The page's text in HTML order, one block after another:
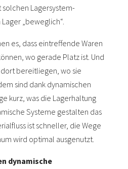
Lagersystem-
„beweglich“.
es, dass eintreffende Waren
wo gerade Platz ist. Und
dort bereitliegen, wo sie
sind dank dynamischen
kurz, was die Lagerhaltung
Systeme gestalten das
ist schneller, die Wege
wird optimal ausgenutzt.
dynamische